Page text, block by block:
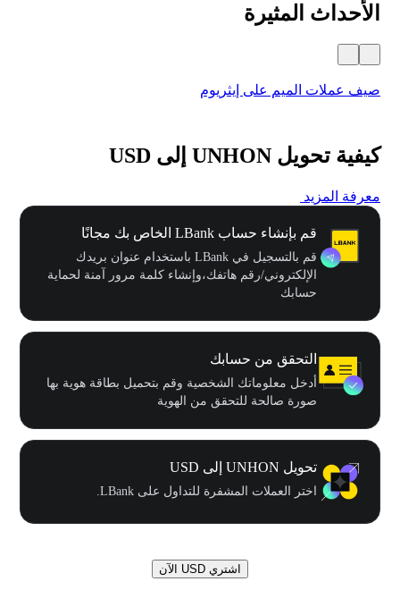
الأحداث المثيرة
صيف عملات الميم على إيثريوم
كيفية تحويل UNHON إلى USD
معرفة المزيد
قم بإنشاء حساب LBank الخاص بك مجانًا
قم بالتسجيل في LBank باستخدام عنوان بريدك
الإلكتروني/رقم هاتفك،وإنشاء كلمة مرور آمنة لحماية
حسابك
التحقق من حسابك
أدخل معلوماتك الشخصية وقم بتحميل بطاقة هوية بها
صورة صالحة للتحقق من الهوية
تحويل UNHON إلى USD
اختر العملات المشفرة للتداول على LBank.
اشتري USD الآن